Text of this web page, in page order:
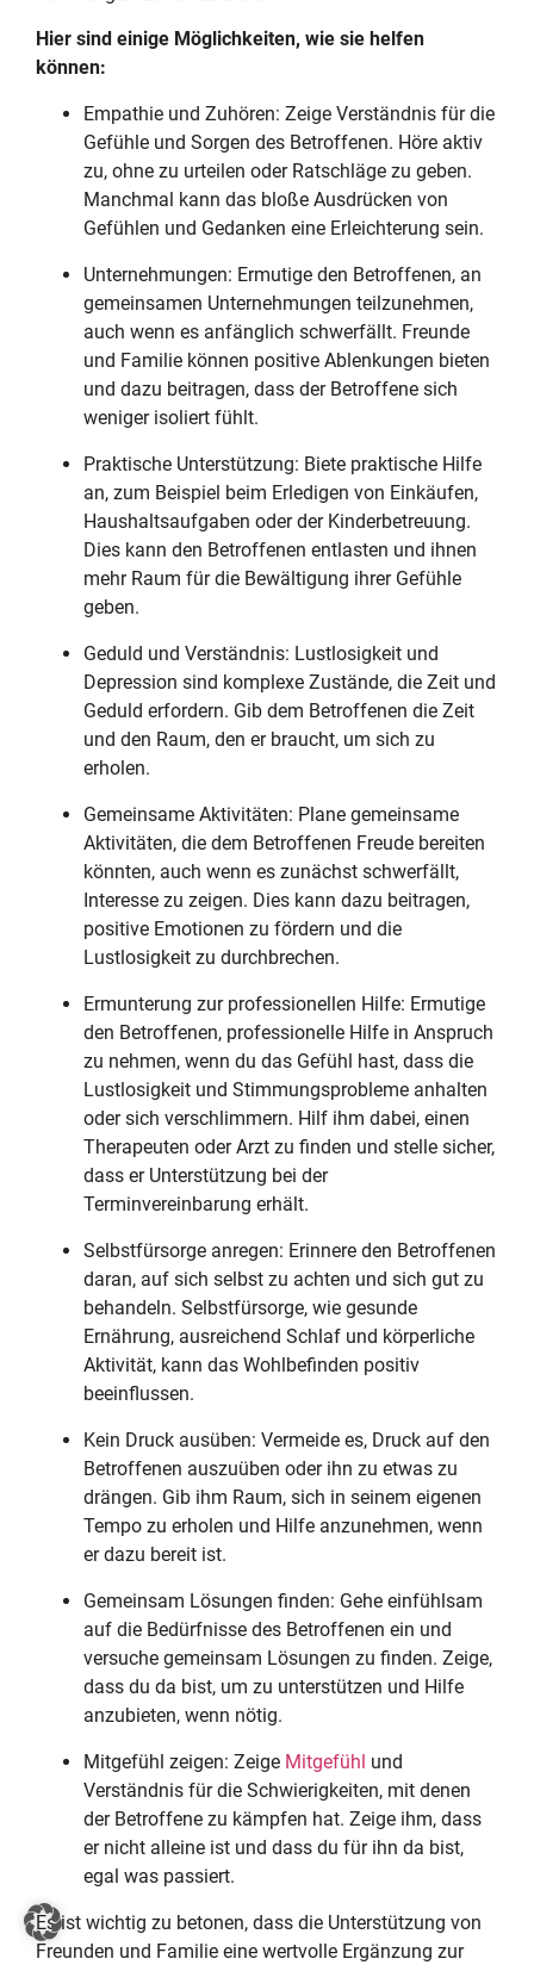
Hier sind einige Möglichkeiten, wie sie helfen
können:
Empathie und Zuhören: Zeige Verständnis für die
Gefühle und Sorgen des Betroffenen. Höre aktiv
zu, ohne zu urteilen oder Ratschläge zu geben.
Manchmal kann das bloße Ausdrücken von
Gefühlen und Gedanken eine Erleichterung sein.
Unternehmungen: Ermutige den Betroffenen, an
gemeinsamen Unternehmungen teilzunehmen,
auch wenn es anfänglich schwerfällt. Freunde
und Familie können positive Ablenkungen bieten
und dazu beitragen, dass der Betroffene sich
weniger isoliert fühlt.
Praktische Unterstützung: Biete praktische Hilfe
an, zum Beispiel beim Erledigen von Einkäufen,
Haushaltsaufgaben oder der Kinderbetreuung.
Dies kann den Betroffenen entlasten und ihnen
mehr Raum für die Bewältigung ihrer Gefühle
geben.
Geduld und Verständnis: Lustlosigkeit und
Depression sind komplexe Zustände, die Zeit und
Geduld erfordern. Gib dem Betroffenen die Zeit
und den Raum, den er braucht, um sich zu
erholen.
Gemeinsame Aktivitäten: Plane gemeinsame
Aktivitäten, die dem Betroffenen Freude bereiten
könnten, auch wenn es zunächst schwerfällt,
Interesse zu zeigen. Dies kann dazu beitragen,
positive Emotionen zu fördern und die
Lustlosigkeit zu durchbrechen.
Ermunterung zur professionellen Hilfe: Ermutige
den Betroffenen, professionelle Hilfe in Anspruch
zu nehmen, wenn du das Gefühl hast, dass die
Lustlosigkeit und Stimmungsprobleme anhalten
oder sich verschlimmern. Hilf ihm dabei, einen
Therapeuten oder Arzt zu finden und stelle sicher,
dass er Unterstützung bei der
Terminvereinbarung erhält.
Selbstfürsorge anregen: Erinnere den Betroffenen
daran, auf sich selbst zu achten und sich gut zu
behandeln. Selbstfürsorge, wie gesunde
Ernährung, ausreichend Schlaf und körperliche
Aktivität, kann das Wohlbefinden positiv
beeinflussen.
Kein Druck ausüben: Vermeide es, Druck auf den
Betroffenen auszuüben oder ihn zu etwas zu
drängen. Gib ihm Raum, sich in seinem eigenen
Tempo zu erholen und Hilfe anzunehmen, wenn
er dazu bereit ist.
Gemeinsam Lösungen finden: Gehe einfühlsam
auf die Bedürfnisse des Betroffenen ein und
versuche gemeinsam Lösungen zu finden. Zeige,
dass du da bist, um zu unterstützen und Hilfe
anzubieten, wenn nötig.
Mitgefühl zeigen: Zeige Mitgefühl und
Verständnis für die Schwierigkeiten, mit denen
der Betroffene zu kämpfen hat. Zeige ihm, dass
er nicht alleine ist und dass du für ihn da bist,
egal was passiert.
Es ist wichtig zu betonen, dass die Unterstützung von
Freunden und Familie eine wertvolle Ergänzung zur